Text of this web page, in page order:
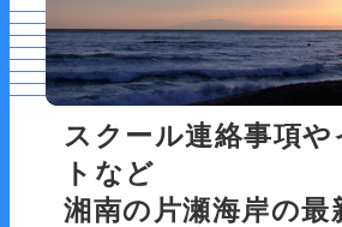
スクール連絡事項
トなど
湘南の片瀬海岸の